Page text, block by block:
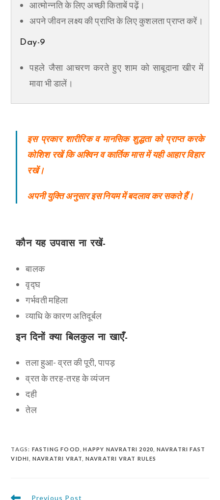
आत्मोन्नति के लिए अच्छी किताबें पढ़ें।
अपने जीवन लक्ष्य की प्राप्ति के लिए कुशलता प्राप्त करें।
Day-9
पहले जैसा आचरण करते हुए शाम को साबूदाना खीर में
मावा भी डालें।
इस प्रकार शारीरिक व मानसिक शुद्धता को प्राप्त करके
कोशिश रखें कि अश्विन व कार्तिक मास में यही आहार विहार
रखें।
अपनी युक्ति अनुसार इस नियम में बदलाव कर सकते हैं।
कौन यह उपवास ना रखें-
बालक
वृद्घ
गर्भवती महिला
व्याधि के कारण अतिदूर्बल
इन दिनों क्या बिलकुल ना खाएँ-
तला हुआ- व्रत की पूरी, पापड़
व्रत के तरह-तरह के व्यंजन
दही
तेल
TAGS: FASTING FOOD HAPPY NAVRATRI 2020
NAVRATRI FAST
VIDHI
NAVRATRI VRAT NAVRATRI VRAT RULES
Previous Post